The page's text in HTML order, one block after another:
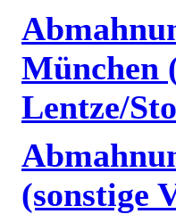
München
Lentze/
(sonstige